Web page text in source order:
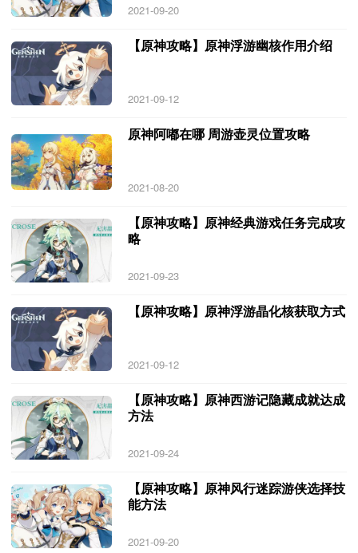
2021-09-20
【原神攻略】原神浮游幽核作用介绍
2021-09-12
原神阿嘟在哪 周游壶灵位置攻略
2021-08-20
【原神攻略】原神经典游戏任务完成攻
略
2021-09-23
【原神攻略】原神浮游晶化核获取方式
2021-09-12
【原神攻略】原神西游记隐藏成就达成
方法
2021-09-24
【原神攻略】原神风行迷踪游侠选择技
能方法
2021-09-20